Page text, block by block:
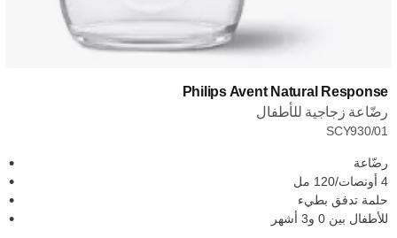
Philips Avent Natural Response
رضّاعة زجاجية للأطفال
SCY930/01
رضّاعة
4 أونصات/120 مل
حلمة تدفق بطيء
للأطفال بين 0 و3 أشهر